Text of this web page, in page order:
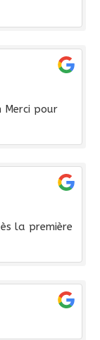
Merci pour
la première